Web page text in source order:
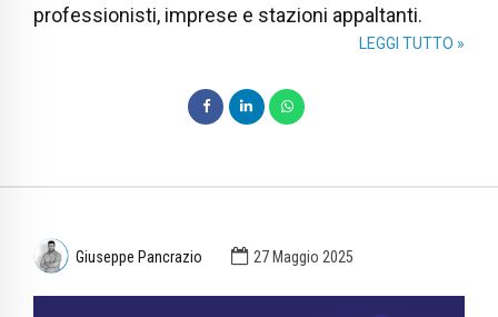
professionisti, imprese e stazioni appaltanti.
LEGGI TUTTO »
Giuseppe Pancrazio 27 Maggio 2025